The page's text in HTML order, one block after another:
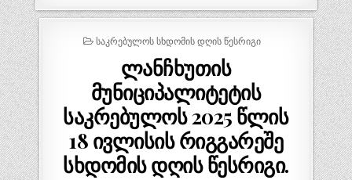
size.
POSTED
ᲡᲐᲙᲠᲔᲑᲣᲚᲝᲡ ᲡᲮᲓᲝᲛᲘᲡ ᲓᲦᲘᲡ ᲬᲔᲡᲠᲘᲒᲘ
ლანჩხუთის
მუნიციპალიტეტის
საკრებულოს 2025 წლის
18 ივლისის რიგგარეშე
სხდომის დღის წესრიგი.